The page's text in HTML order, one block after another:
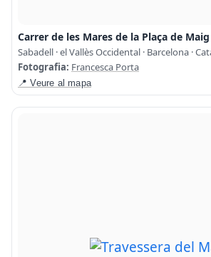
Carrer de les Mares de la Plaça de Maig
Sabadell · el Vallès Occidental · Barcelona ·
Fotografia: Francesca Porta
📍 Veure al mapa